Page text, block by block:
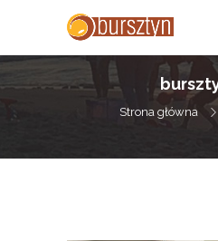
Strona główna